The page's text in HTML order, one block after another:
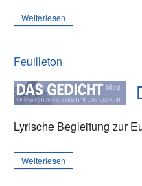
Weiterlesen
Feuilleton
Lyrische Begleitung zur
Weiterlesen